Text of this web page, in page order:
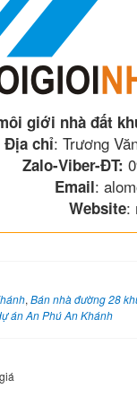
giới nhà đất
Địa chỉ: Trương
Zalo-Viber-ĐT:
Email:
Website:
, Bán nhà đường 28
án An Phú An Khánh